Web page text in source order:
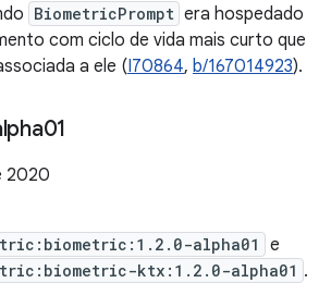
BiometricPrompt era hospedado
com ciclo de vida mais curto que
a ele (I70864, b/167014923).
2020
alpha01 e
ktx:1.2.0-alpha01 .